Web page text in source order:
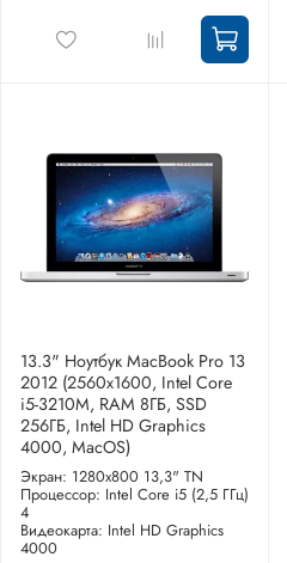
13.3" Ноутбук MacBook Pro 13
2012 (2560x1600, Intel Core
i5-3210M, RAM 8ГБ, SSD
256ГБ, Intel HD Graphics
4000, MacOS)
Экран: 1280x800 13,3" TN
Процессор: Intel Core i5 (2,5 ГГц)
4
Видеокарта: Intel HD Graphics
4000